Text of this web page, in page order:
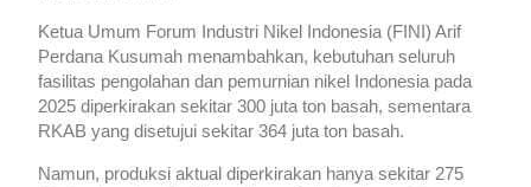
Ketua Umum Forum Industri Nikel Indonesia (FINI) Arif
Perdana Kusumah menambahkan, kebutuhan seluruh
fasilitas pengolahan dan pemurnian nikel Indonesia pada
2025 diperkirakan sekitar 300 juta ton basah, sementara
RKAB yang disetujui sekitar 364 juta ton basah.
Namun, produksi aktual diperkirakan hanya sekitar 275